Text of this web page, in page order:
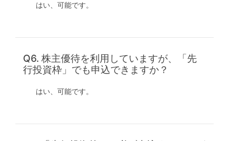
はい、可能です。
Q6. 株主優待を利用していますが、「先
行投資枠」でも申込できますか？
はい、可能です。